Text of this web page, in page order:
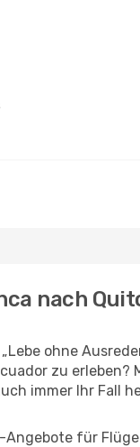
nach
ohne
zu erleben?
immer Ihr Fall
Angebote für